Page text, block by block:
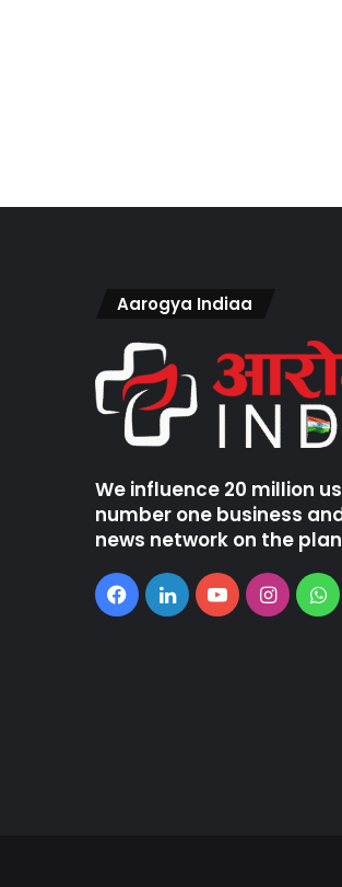
Aarogya Indiaa
We influence 20 million
number one business
news network on the
Facebook
LinkedInYouTube